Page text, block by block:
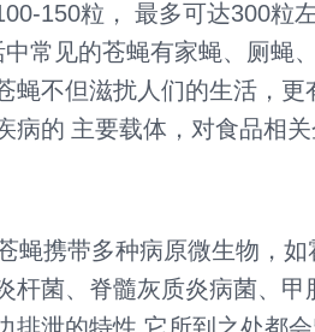
150粒， 最多可达300粒
常见的苍蝇有家蝇、厕蝇
蝇不但滋扰人们的生活，更
病的 主要载体，对食品相
蝇携带多种病原微生物，如
杆菌、脊髓灰质炎病菌、甲
排泄的特性,它所到之处都